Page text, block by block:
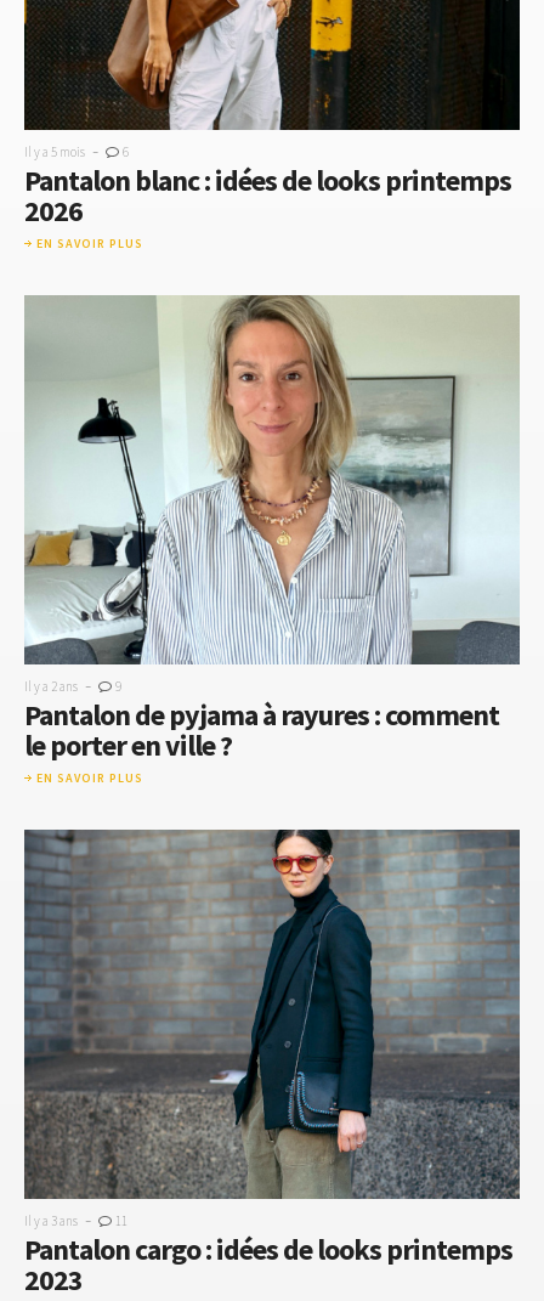
Il y a 5 mois - 6
Pantalon blanc : idées de looks printemps
2026
EN SAVOIR PLUS
Il y a 2 ans - 9
Pantalon de pyjama à rayures : comment
le porter en ville ?
EN SAVOIR PLUS
Il y a 3 ans - 11
Pantalon cargo : idées de looks printemps
2023